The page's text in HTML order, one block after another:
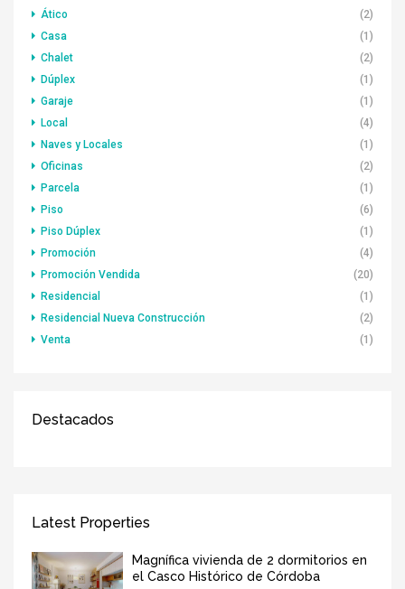
Ático
(2)
Casa
(1)
Chalet
(2)
Dúplex
(1)
Garaje
(1)
Local
(4)
Naves y Locales
(1)
Oficinas
(2)
Parcela
(1)
Piso
(6)
Piso Dúplex
(1)
Promoción
(4)
Promoción Vendida
(20)
Residencial
(1)
Residencial Nueva Construcción
(2)
Venta
(1)
Destacados
Latest Properties
Magnífica vivienda de 2 dormitorios en
el Casco Histórico de Córdoba